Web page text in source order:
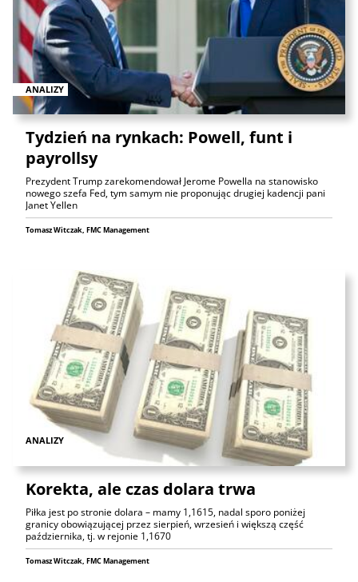
ANALIZY
Tydzień na rynkach: Powell, funt i
payrollsy
Prezydent Trump zarekomendował Jerome Powella na stanowisko
nowego szefa Fed, tym samym nie proponując drugiej kadencji pani
Janet Yellen
Tomasz Witczak, FMC Management
ANALIZY
Korekta, ale czas dolara trwa
Piłka jest po stronie dolara – mamy 1,1615, nadal sporo poniżej
granicy obowiązującej przez sierpień, wrzesień i większą część
października, tj. w rejonie 1,1670
Tomasz Witczak, FMC Management